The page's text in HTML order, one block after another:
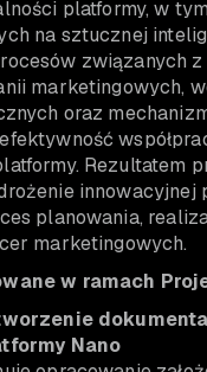
platformy, w
na sztucznej
związanych
marketingowych,
oraz
Rezultatem
innowacyjnej
planowania,
marketingowych.
w ramach
Nano